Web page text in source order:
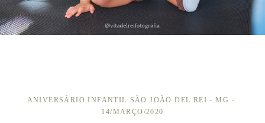
ANIVERSÁRIO INFANTIL SÃO JOÃO DEL REI - MG
14/MARÇO/2020